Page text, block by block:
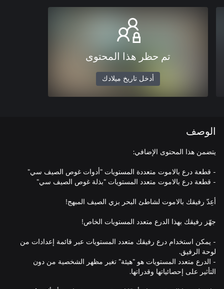
تم حظر هذا المحتوى
أدخل تاريخ ميلادك
الوصف
- يمكن استخدام درع رفيقك متعدد المستويات عبر قائمة إعدادات من
- الدرع متعدد المستويات هو "هيئة" تغير مظهر الشخصية من دون